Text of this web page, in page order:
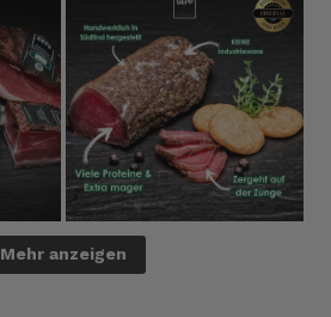
Mehr anzeigen